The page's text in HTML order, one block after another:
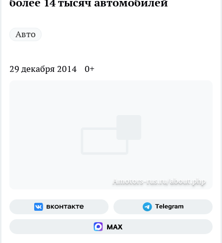
Авто
29 декабря 2014 0+
Аmotors-rus.ru/about.php